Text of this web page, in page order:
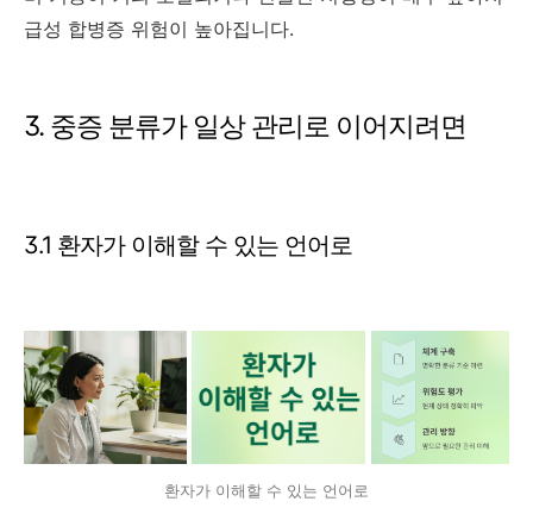
급성 합병증 위험이 높아집니다.
3. 중증 분류가 일상 관리로 이어지려면
3.1 환자가 이해할 수 있는 언어로
환자가 이해할 수 있는 언어로